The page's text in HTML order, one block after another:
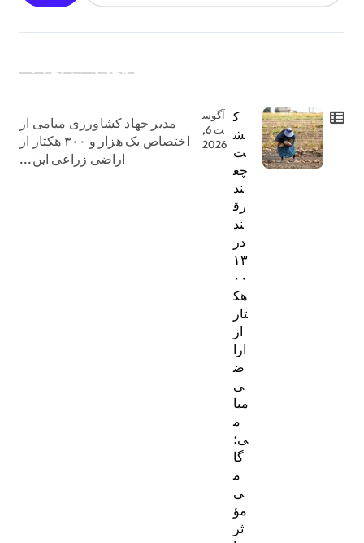
جدیدترین اخبار:
ک
ش
ت
چغ
ند
رق
ند
در
۱۳
۰۰
هک
تار
از
ارا
ض
ی
میا
م
ی؛
گا
م
ی
مؤ
ثر
آگوس
ت 6,
2026
مدیر جهاد کشاورزی میامی از
اختصاص یک هزار و ۳۰۰ هکتار از
اراضی زراعی این...